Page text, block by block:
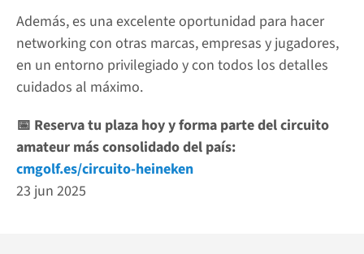
Además, es una excelente oportunidad para hacer
networking con otras marcas, empresas y jugadores,
en un entorno privilegiado y con todos los detalles
cuidados al máximo.
📅 Reserva tu plaza hoy y forma parte del circuito
cmgolf.es/circuito-heineken
23 jun 2025